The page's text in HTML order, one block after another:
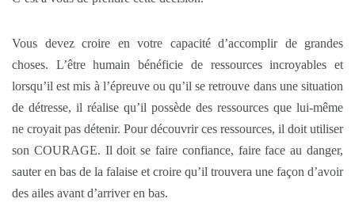
Vous devez croire en votre capacité d’accomplir de grandes
choses. L’être humain bénéficie de ressources incroyables et
lorsqu’il est mis à l’épreuve ou qu’il se retrouve dans une situation
de détresse, il réalise qu’il possède des ressources que lui-même
ne croyait pas détenir. Pour découvrir ces ressources, il doit utiliser
son COURAGE. Il doit se faire confiance, faire face au danger,
sauter en bas de la falaise et croire qu’il trouvera une façon d’avoir
des ailes avant d’arriver en bas.